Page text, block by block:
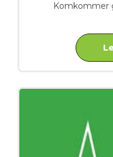
Komkommer